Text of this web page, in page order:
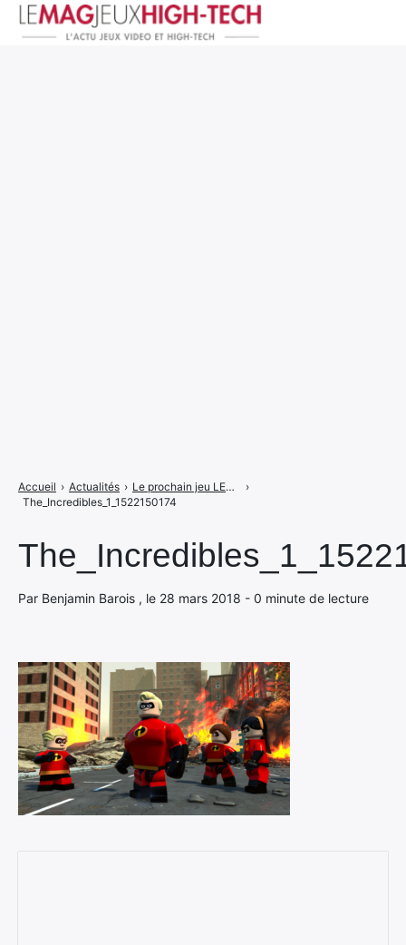
Par Benjamin Barois , le 28 mars 2018 - 0 minute de lecture
Accueil › Actualités › Le prochain jeu LEGO va casser des briques !
›
The_Incredibles_1_1522150174